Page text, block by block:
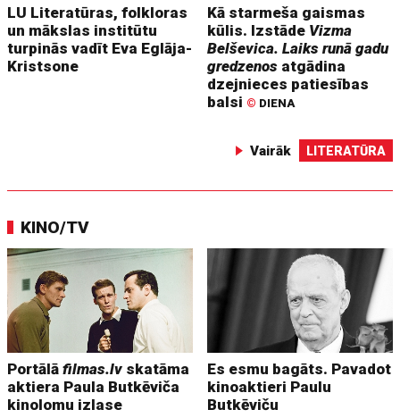
LU Literatūras, folkloras
un mākslas institūtu
turpinās vadīt Eva Eglāja-
Kristsone
Kā starmeša gaismas
kūlis. Izstāde Vizma
Belševica. Laiks runā gadu
gredzenos atgādina
dzejnieces patiesības
balsi © DIENA
Vairāk LITERATŪRA
KINO/TV
Portālāfilmas.lv skatāma
aktiera Paula Butkēviča
kinolomu izlase
Es esmu bagāts. Pavadot
kinoaktieri Paulu
Butkēviču